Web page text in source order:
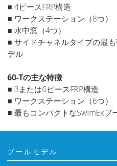
■ 4ピースFRP構造
■ ワークステーション（8つ）
■ 水中窓（4つ）
■ サイドチャネルタイプの最
デル
60-Tの主な特徴
■ 3または6ピースFRP構造
■ ワークステーション（6つ）
■ 最もコンパクトなSwimExプ
プールモデル